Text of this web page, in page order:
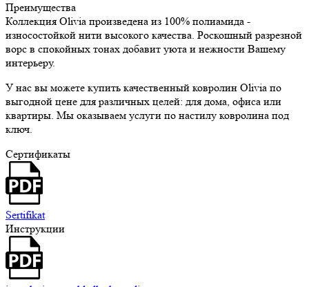
Преимущества
Коллекция Olivia произведена из 100% полиамида -
износостойкой нити высокого качества. Роскошный разрезной
ворс в спокойных тонах добавит уюта и нежности Вашему
интерьеру.
У нас вы можете купить качественный ковролин Olivia по
выгодной цене для различных целей: для дома, офиса или
квартиры. Мы оказываем услуги по настилу ковролина под
ключ.
Сертификаты
Sertifikat
Инструкции